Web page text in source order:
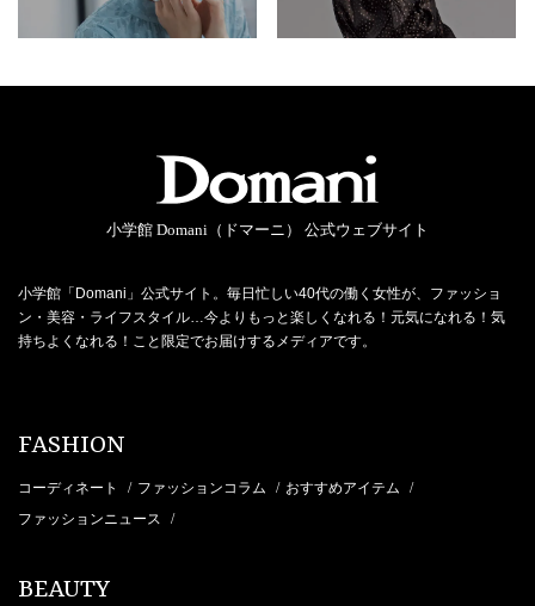
小学館 Domani（ドマーニ） 公式ウェブサイト
小学館「Domani」公式サイト。毎日忙しい40代の働く女性が、ファッショ
ン・美容・ライフスタイル…今よりもっと楽しくなれる！元気になれる！気
持ちよくなれる！こと限定でお届けするメディアです。
FASHION
コーディネート / ファッションコラム / おすすめアイテム /
ファッションニュース /
BEAUTY